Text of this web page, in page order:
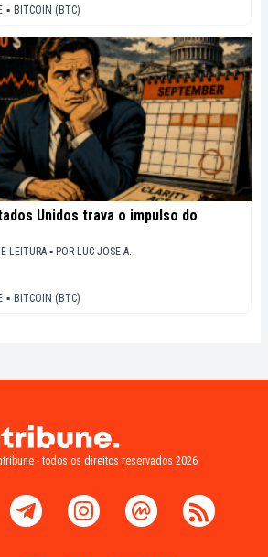
▪ BITCOIN (BTC)
Unidos trava o impulso do
LEITURA ▪ POR LUC JOSE A.
▪ BITCOIN (BTC)
- todos os direitos reservados 2026